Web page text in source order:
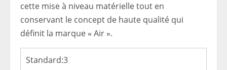
cette mise à niveau matérielle tout en
conservant le concept de haute qualité qui
définit la marque « Air ».
Standard:3